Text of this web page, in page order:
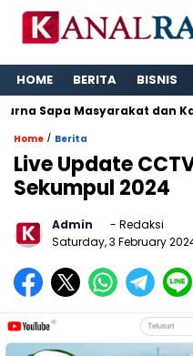
HOME BERITA BISNIS
Sapa Masyarakat dan
Home / Berita
Live Update
Sekumpul 2024
Admin
- Redaksi
Saturday, 3 February